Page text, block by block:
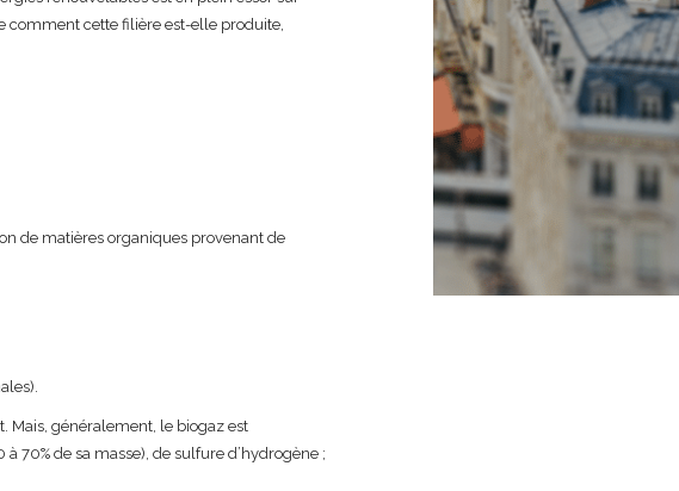
comment cette filière est-elle produite,
de matières organiques provenant de
Mais, généralement, le biogaz est
70% de sa masse), de sulfure d’hydrogène ;